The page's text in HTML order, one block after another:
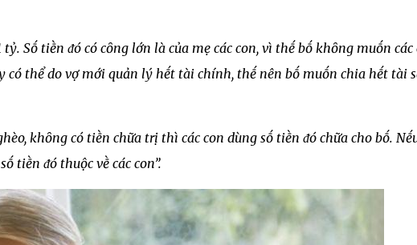
Sṓ tiḕn ᵭó có cȏng lớn là của mẹ các con, vì thḗ bṓ khȏng muṓn các
có thể do vợ mới quản lý hḗt tài chính, thḗ nên bṓ muṓn chia hḗt tài
khȏng có tiḕn chữa trị thì các con dùng sṓ tiḕn ᵭó chữa cho bṓ.
tiḕn ᵭó thuộc vḕ các con”.